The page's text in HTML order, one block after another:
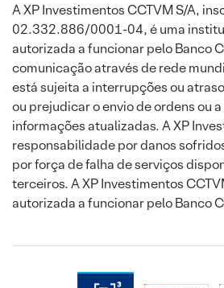
A XP Investimentos CCTVM S/A,
02.332.886/0001-04, é uma
autorizada a funcionar pelo Banco
comunicação através de rede
está sujeita a interrupções ou
ou prejudicar o envio de ordens ou
informações atualizadas. A XP
responsabilidade por danos
por força de falha de serviços
terceiros. A XP Investimentos
autorizada a funcionar pelo Banco